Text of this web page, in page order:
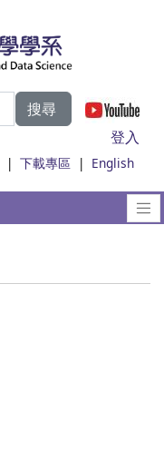
搜尋
登入
|下載專區 | English